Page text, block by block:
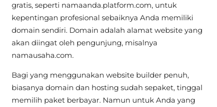
gratis, seperti namaanda.platform.com, untuk
kepentingan profesional sebaiknya Anda memiliki
domain sendiri. Domain adalah alamat website yang
akan diingat oleh pengunjung, misalnya
namausaha.com.
Bagi yang menggunakan website builder penuh,
biasanya domain dan hosting sudah sepaket, tinggal
memilih paket berbayar. Namun untuk Anda yang